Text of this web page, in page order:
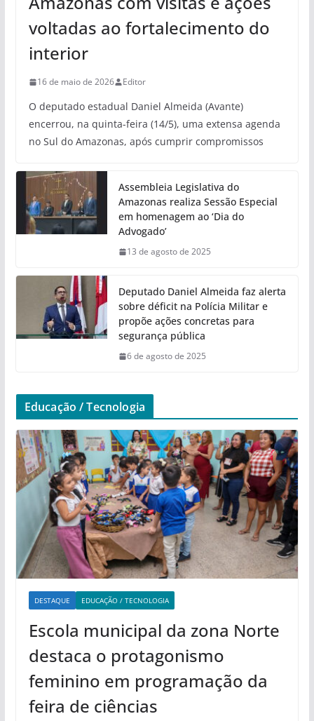
voltadas ao fortalecimento do
interior
16 de maio de 2026 Editor
O deputado estadual Daniel Almeida (Avante)
encerrou, na quinta-feira (14/5), uma extensa agenda
no Sul do Amazonas, após cumprir compromissos
Assembleia Legislativa do
Amazonas realiza Sessão Especial
em homenagem ao ‘Dia do
Advogado’
13 de agosto de 2025
Deputado Daniel Almeida faz alerta
sobre déficit na Polícia Militar e
propõe ações concretas para
segurança pública
6 de agosto de 2025
Educação / Tecnologia
DESTAQUE EDUCAÇÃO / TECNOLOGIA
Escola municipal da zona Norte
destaca o protagonismo
feminino em programação da
feira de ciências